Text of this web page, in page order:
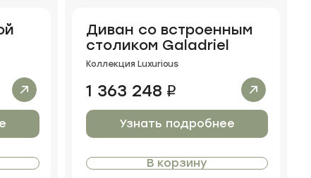
Диван со встроенным
столиком Galadriel
Коллекция Luxurious
1 363 248 i
Узнать подробнее
В корзину